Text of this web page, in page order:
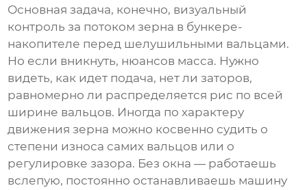
Основная задача, конечно, визуальный
контроль за потоком зерна в бункере-
накопителе перед шелушильными вальцами.
Но если вникнуть, нюансов масса. Нужно
видеть, как идет подача, нет ли заторов,
равномерно ли распределяется рис по всей
ширине вальцов. Иногда по характеру
движения зерна можно косвенно судить о
степени износа самих вальцов или о
регулировке зазора. Без окна — работаешь
вслепую, постоянно останавливаешь машину